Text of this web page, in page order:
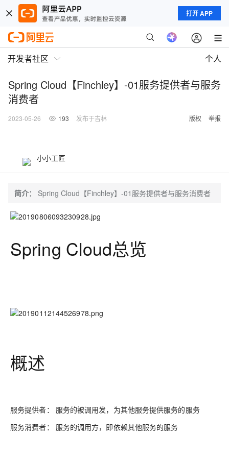
打开 APP
开发者社区 个人
Spring Cloud【Finchley】-01服务提供者与服务
消费者
2023-05-26 193 发布于吉林 版权 举报
小小工匠
简介： Spring Cloud【Finchley】-01服务提供者与服务消费者
Spring Cloud总览
概述
服务提供者： 服务的被调用发，为其他服务提供服务的服务
服务消费者： 服务的调用方，即依赖其他服务的服务